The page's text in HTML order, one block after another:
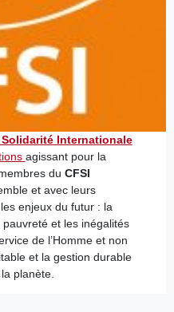
Internationale
agissant pour la
du CFSI
et avec leurs
enjeux du futur : la
et les inégalités
de l’Homme et non
et la gestion durable
planète.